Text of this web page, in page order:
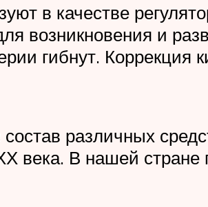
в качестве
возникновения и
гибнут. Коррекция
различных
века. В нашей